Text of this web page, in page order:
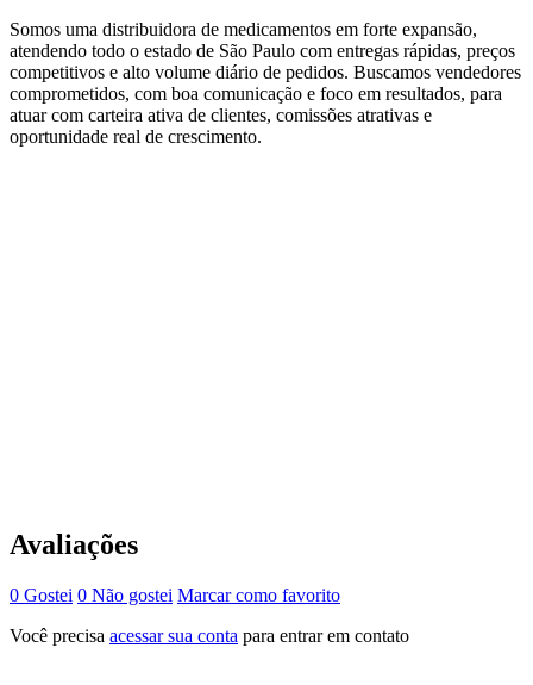
Somos uma distribuidora de medicamentos em forte expansão,
atendendo todo o estado de São Paulo com entregas rápidas, preços
competitivos e alto volume diário de pedidos. Buscamos vendedores
comprometidos, com boa comunicação e foco em resultados, para
atuar com carteira ativa de clientes, comissões atrativas e
oportunidade real de crescimento.
Avaliações
0 Gostei 0 Não gostei Marcar como favorito
Você precisa acessar sua conta para entrar em contato